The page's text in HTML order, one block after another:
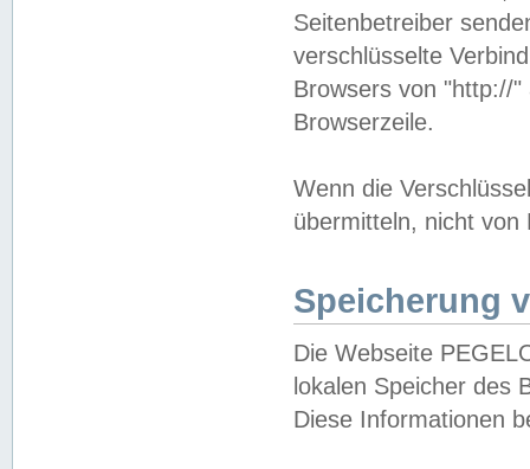
Seitenbetreiber
verschlüsselte
Browsers von "http://
Browserzeile.
Wenn die
übermitteln, nicht von
Speicherung
Die Webseite
lokalen Speicher des
Diese Informationen